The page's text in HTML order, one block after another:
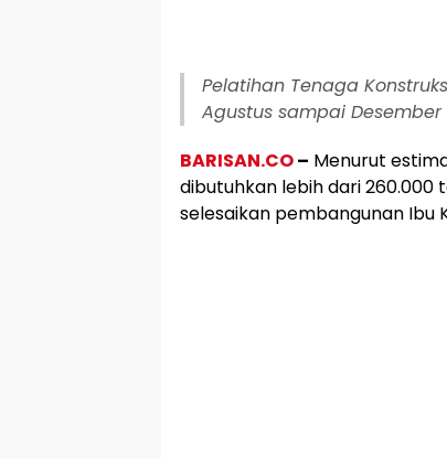
Pelatihan Tenaga
Agustus sampai Desember
BARISAN.CO– Menurut
dibutuhkan lebih dari 260.000
selesaikan pembangunan Ibu